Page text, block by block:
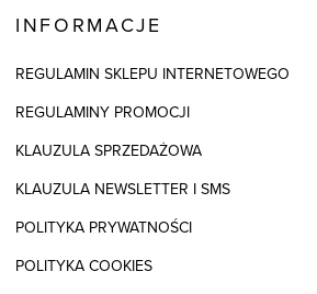
INFORMACJE
REGULAMIN SKLEPU INTERNETOWEGO
REGULAMINY PROMOCJI
KLAUZULA SPRZEDAŻOWA
KLAUZULA NEWSLETTER I SMS
POLITYKA PRYWATNOŚCI
POLITYKA COOKIES